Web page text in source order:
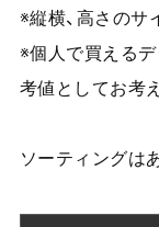
※縦横、高さのサ
※個人で買える
考値としてお考
ソーティングは